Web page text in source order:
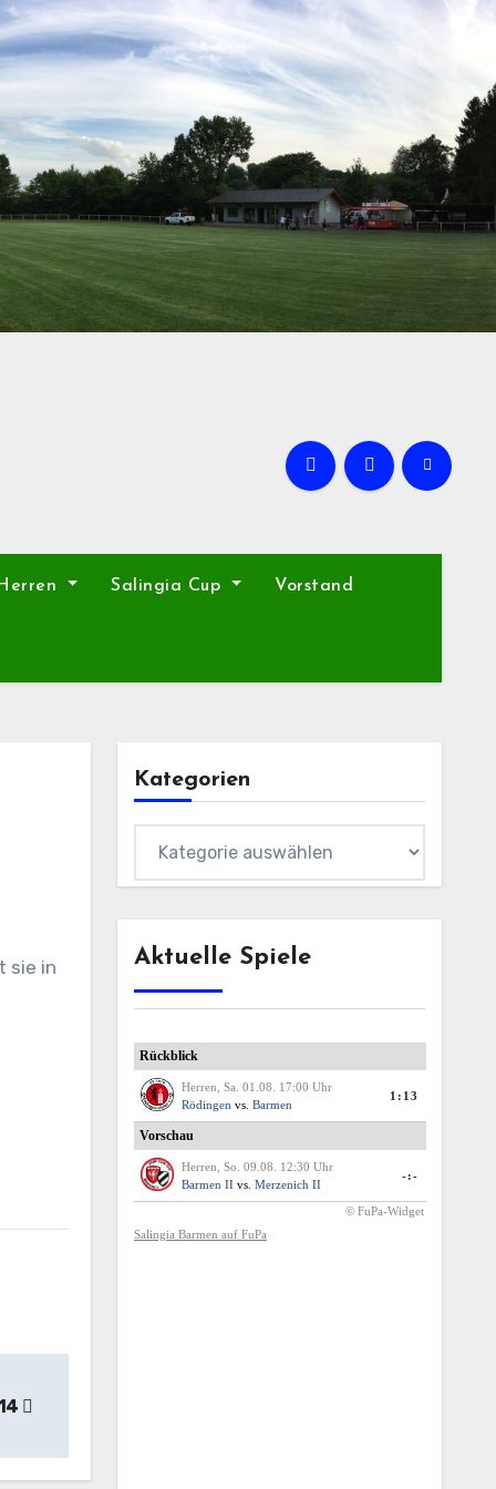
Salingia Cup Vorstand
Kategorien
Aktuelle Spiele